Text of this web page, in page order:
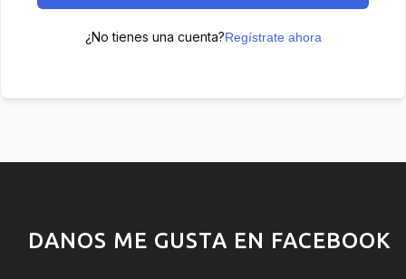
¿No tienes una cuenta?Regístrate ahora
DANOS ME GUSTA EN FACEBOOK